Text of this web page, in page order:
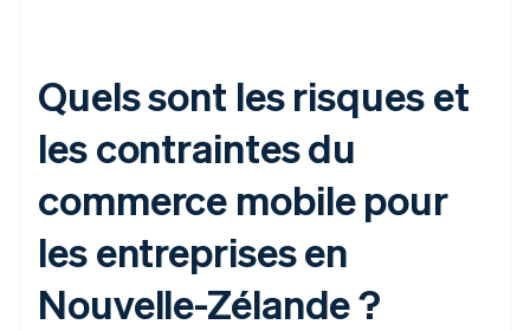
Quels sont les risques et
les contraintes du
commerce mobile pour
les entreprises en
Nouvelle-Zélande ?